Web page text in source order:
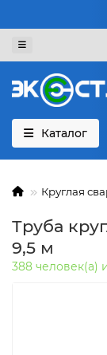
Каталог
Круглая
Труба
9,5 м
388 человек(а)